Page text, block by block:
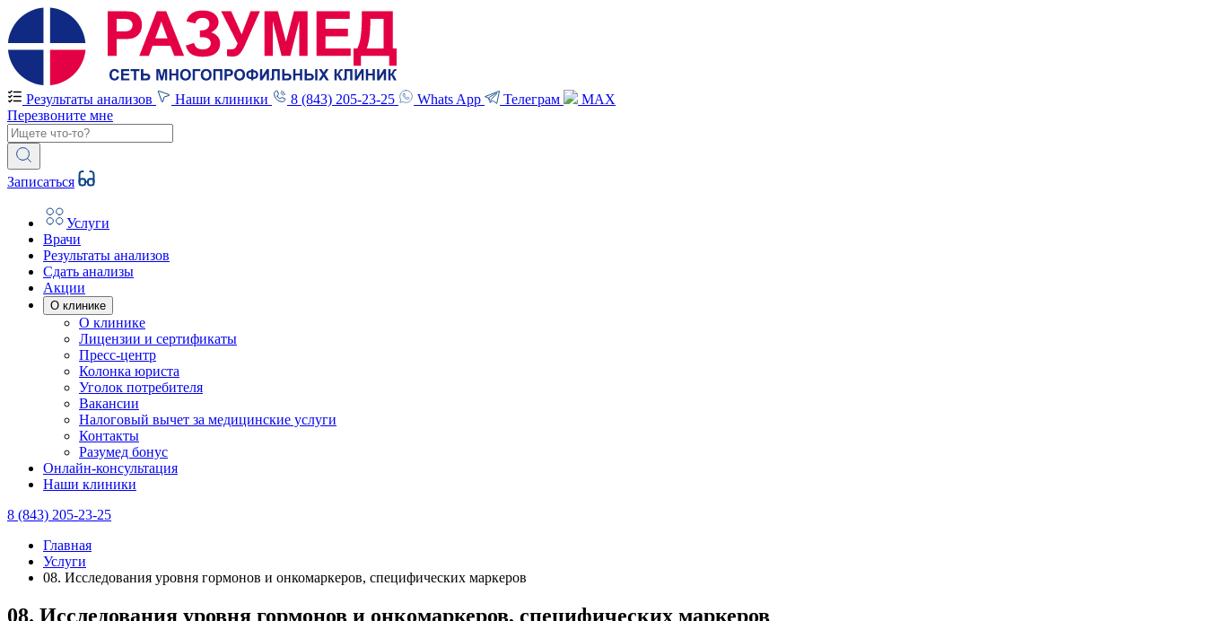
Результаты анализов Наши клиники 8 (843) 205-23-25 Whats App Телеграм
MAX
Перезвоните мне
Записаться
Услуги
Врачи
Результаты анализов
Сдать анализы
Акции
О клинике
О клинике
Лицензии и сертификаты
Пресс-центр
Колонка юриста
Уголок потребителя
Вакансии
Налоговый вычет за медицинские услуги
Контакты
Разумед бонус
Онлайн-консультация
Наши клиники
8 (843) 205-23-25
Главная
Услуги
08. Исследования уровня гормонов и онкомаркеров, специфических маркеров
08. Исследования уровня гормонов и онкомаркеров, специфических маркеров